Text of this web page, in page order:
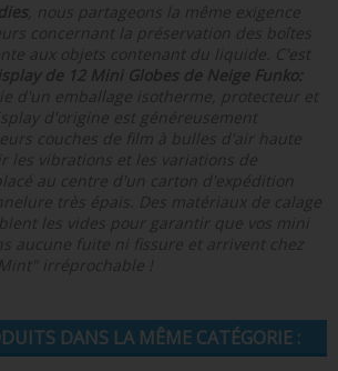
, nous partageons la même exigence
concernant la préservation des boîtes
aux objets contenant du liquide. C'est
de 12 Mini Globes de Neige Funko:
d'un emballage isotherme, protecteur et
d'origine est généreusement
couches de film à bulles d'air haute
les vibrations et les variations de
au centre d'un carton d'expédition
très épais. Des matériaux de calage
les vides pour garantir que vos mini
aucune fuite ni fissure et arrivent chez
irréprochable !
DANS LA MÊME CATÉGORIE :